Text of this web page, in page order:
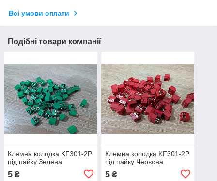
Всі умови оплати
Подібні товари компанії
Клемна колодка KF301-2P
під пайку Зелена
5 ₴
Клемна колодка KF301-2P
під пайку Червона
5₴